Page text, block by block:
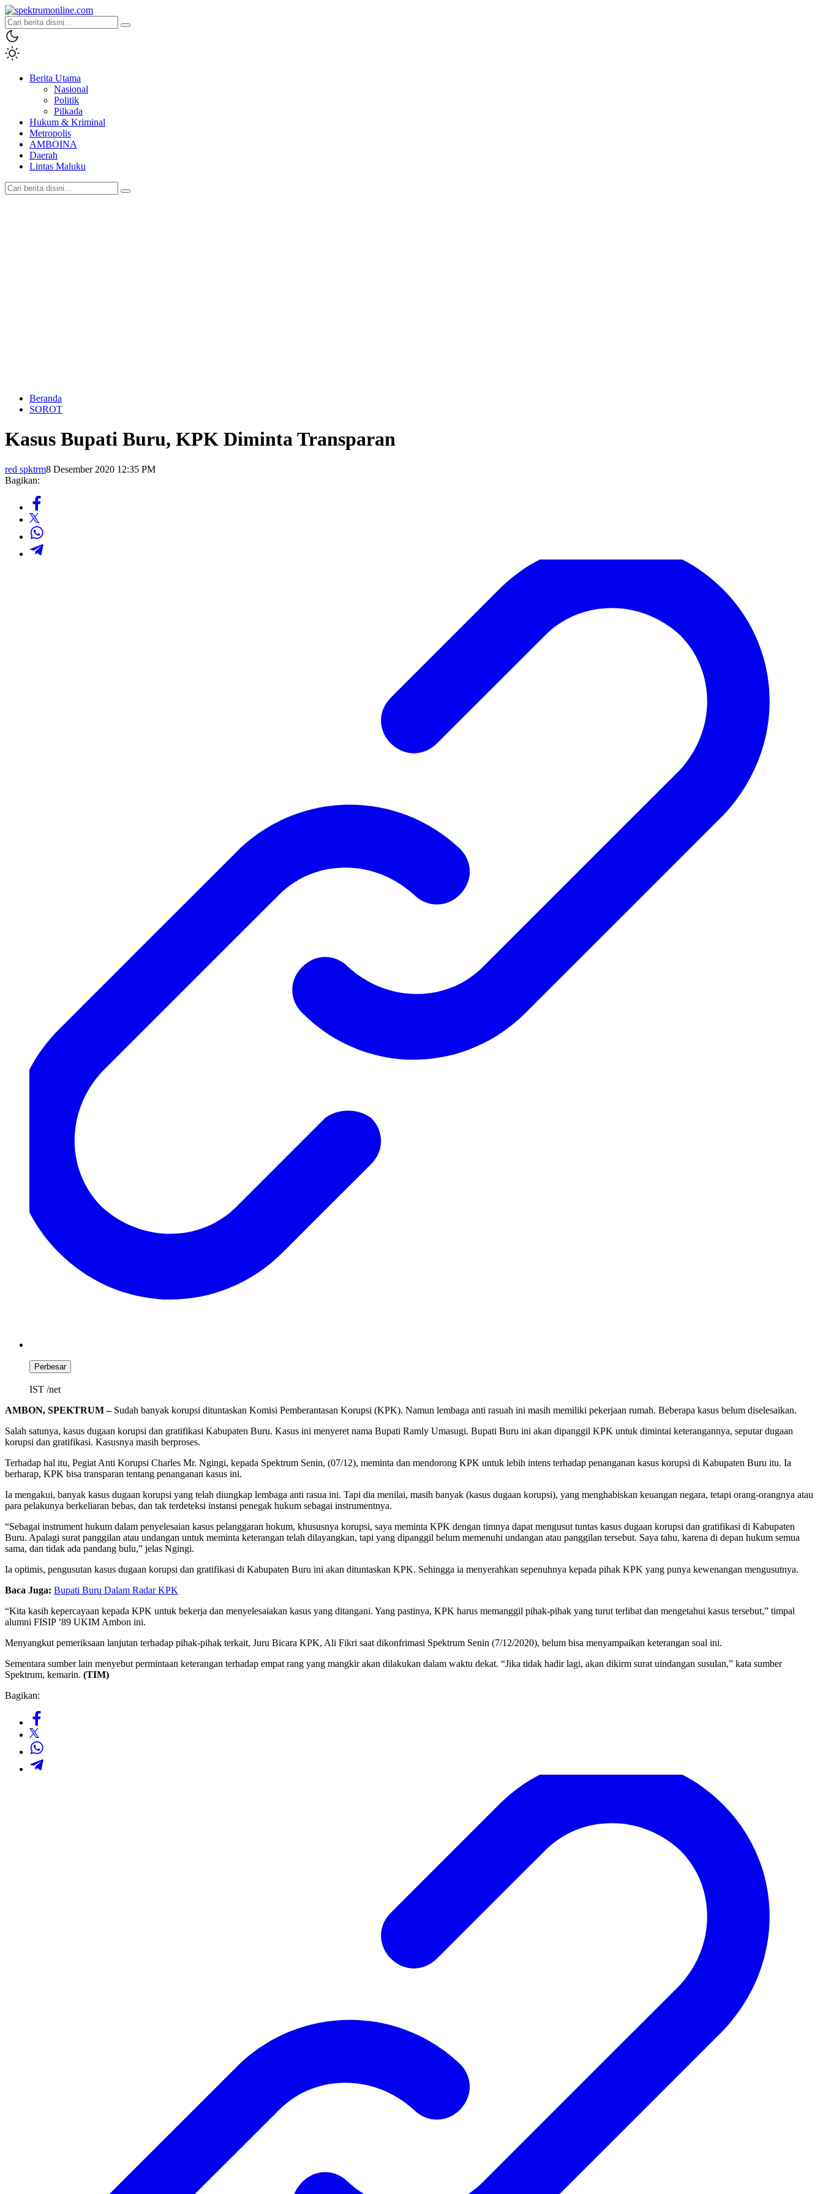
spektrumonline.com
Berita Utama
Nasional
Politik
Pilkada
Hukum & Kriminal
Metropolis
AMBOINA
Daerah
Lintas Maluku
Beranda
SOROT
Kasus Bupati Buru, KPK Diminta Transparan
red spktrm8 Desember 2020 12:35 PM
Bagikan:
Perbesar
IST /net
AMBON, SPEKTRUM –Sudah banyak korupsi dituntaskan Komisi Pemberantasan Korupsi (KPK). Namun lembaga anti rasuah ini masih memiliki pekerjaan rumah. Beberapa kasus belum diselesaikan.
Salah satunya, kasus dugaan korupsi dan gratifikasi Kabupaten Buru. Kasus ini menyeret nama Bupati Ramly Umasugi. Bupati Buru ini akan dipanggil KPK untuk dimintai keterangannya, seputar dugaan
korupsi dan gratifikasi. Kasusnya masih berproses.
Terhadap hal itu, Pegiat Anti Korupsi Charles Mr. Ngingi, kepada Spektrum Senin, (07/12), meminta dan mendorong KPK untuk lebih intens terhadap penanganan kasus korupsi di Kabupaten Buru itu. Ia
berharap, KPK bisa transparan tentang penanganan kasus ini.
Ia mengakui, banyak kasus dugaan korupsi yang telah diungkap lembaga anti rasua ini. Tapi dia menilai, masih banyak (kasus dugaan korupsi), yang menghabiskan keuangan negara, tetapi orang-orangnya atau
para pelakunya berkeliaran bebas, dan tak terdeteksi instansi penegak hukum sebagai instrumentnya.
“Sebagai instrument hukum dalam penyelesaian kasus pelanggaran hokum, khususnya korupsi, saya meminta KPK dengan timnya dapat mengusut tuntas kasus dugaan korupsi dan gratifikasi di Kabupaten
Buru. Apalagi surat panggilan atau undangan untuk meminta keterangan telah dilayangkan, tapi yang dipanggil belum memenuhi undangan atau panggilan tersebut. Saya tahu, karena di depan hukum semua
sama, dan tidak ada pandang bulu,” jelas Ngingi.
Ia optimis, pengusutan kasus dugaan korupsi dan gratifikasi di Kabupaten Buru ini akan dituntaskan KPK. Sehingga ia menyerahkan sepenuhnya kepada pihak KPK yang punya kewenangan mengusutnya.
Baca Juga: Bupati Buru Dalam Radar KPK
“Kita kasih kepercayaan kepada KPK untuk bekerja dan menyelesaiakan kasus yang ditangani. Yang pastinya, KPK harus memanggil pihak-pihak yang turut terlibat dan mengetahui kasus tersebut,” timpal
alumni FISIP ’89 UKIM Ambon ini.
Menyangkut pemeriksaan lanjutan terhadap pihak-pihak terkait, Juru Bicara KPK, Ali Fikri saat dikonfrimasi Spektrum Senin (7/12/2020), belum bisa menyampaikan keterangan soal ini.
Sementara sumber lain menyebut permintaan keterangan terhadap empat rang yang mangkir akan dilakukan dalam waktu dekat. “Jika tidak hadir lagi, akan dikirm surat uindangan susulan,” kata sumber
Spektrum, kemarin. (TIM)
Bagikan: